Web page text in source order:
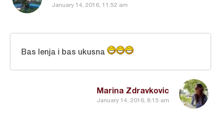
January 14, 2016, 11:52 am
Marina Zdravkovic
January 14, 2016, 8:15 am
Bas lenja i bas ukusna